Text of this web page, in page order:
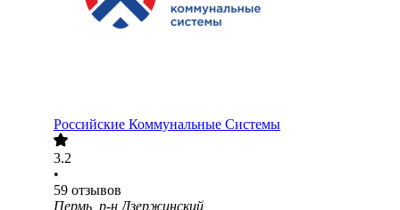
Российские Коммунальные Системы
3.2
•
59 отзывов
Пермь, р-н Дзержинский